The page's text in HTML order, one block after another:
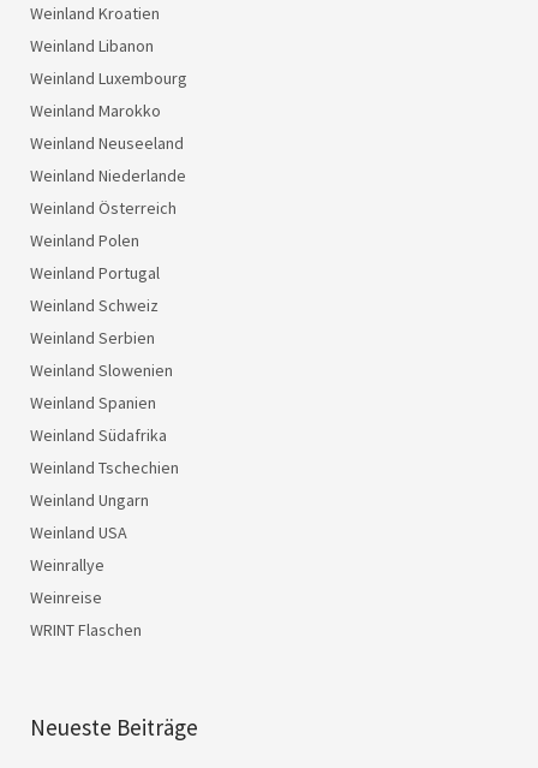
Weinland Kroatien
Weinland Libanon
Weinland Luxembourg
Weinland Marokko
Weinland Neuseeland
Weinland Niederlande
Weinland Österreich
Weinland Polen
Weinland Portugal
Weinland Schweiz
Weinland Serbien
Weinland Slowenien
Weinland Spanien
Weinland Südafrika
Weinland Tschechien
Weinland Ungarn
Weinland USA
Weinrallye
Weinreise
WRINT Flaschen
Neueste Beiträge